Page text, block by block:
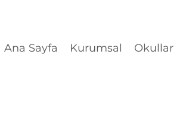
Ana Sayfa Kurumsal Okullar